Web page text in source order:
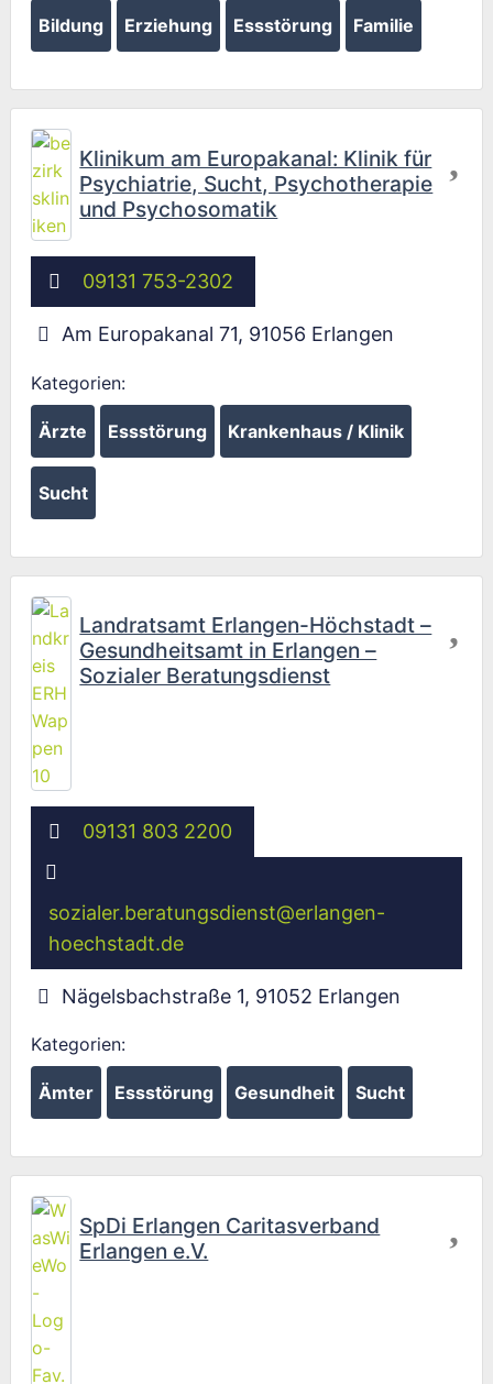
Bildung Erziehung Essstörung Familie
Klinikum am Europakanal: Klinik für
Psychiatrie, Sucht, Psychotherapie
und Psychosomatik
09131 753-2302
Am Europakanal 71, 91056 Erlangen
Kategorien:
Ärzte Essstörung Krankenhaus / Klinik
Sucht
Landratsamt Erlangen-Höchstadt –
Gesundheitsamt in Erlangen –
Sozialer Beratungsdienst
09131 803 2200
sozialer.beratungsdienst@erlangen-
hoechstadt.de
Nägelsbachstraße 1, 91052 Erlangen
Kategorien:
Ämter Essstörung Gesundheit Sucht
SpDi Erlangen Caritasverband
Erlangen e.V.
Wird geladen …